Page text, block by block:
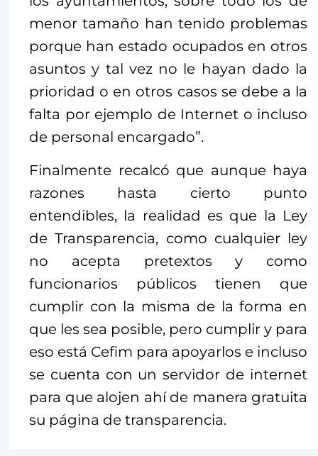
menor tamaño han tenido problemas
porque han estado ocupados en otros
asuntos y tal vez no le hayan dado la
prioridad o en otros casos se debe a la
falta por ejemplo de Internet o incluso
de personal encargado”.
Finalmente recalcó que aunque haya
razones hasta cierto punto
entendibles, la realidad es que la Ley
de Transparencia, como cualquier ley
no acepta pretextos y como
funcionarios públicos tienen que
cumplir con la misma de la forma en
que les sea posible, pero cumplir y para
eso está Cefim para apoyarlos e incluso
se cuenta con un servidor de internet
para que alojen ahí de manera gratuita
su página de transparencia.